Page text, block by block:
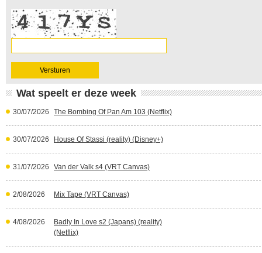
Wat speelt er deze week
30/07/2026 The Bombing Of Pan Am 103 (Netflix)
30/07/2026 House Of Stassi (reality) (Disney+)
31/07/2026 Van der Valk s4 (VRT Canvas)
2/08/2026 Mix Tape (VRT Canvas)
4/08/2026
Badly In Love s2 (Japans) (reality)
(Netflix)